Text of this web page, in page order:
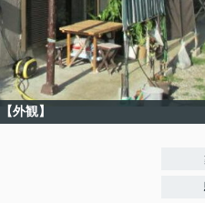
【外観】